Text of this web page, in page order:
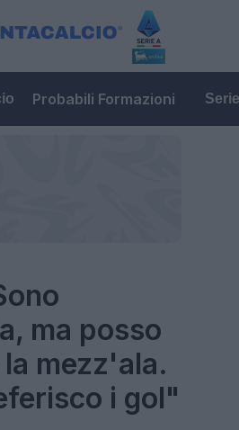
Probabili Formazioni
ma posso
mezz'ala.
i gol"